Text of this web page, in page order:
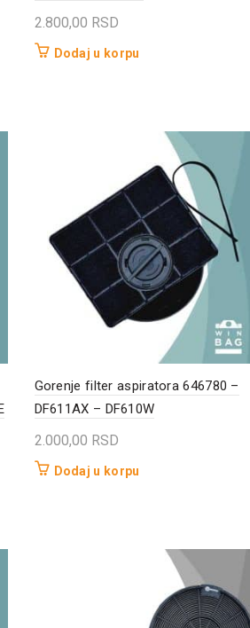
2.800,00 RSD
Dodaj u korpu
Gorenje filter aspiratora 646780 –
DF611AX – DF610W
2.000,00 RSD
Dodaj u korpu